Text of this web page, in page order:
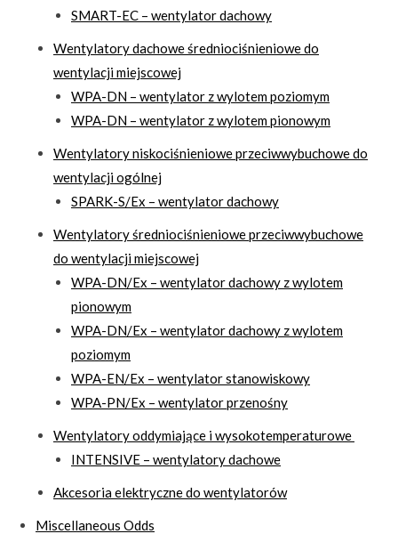
SMART-EC – wentylator dachowy
Wentylatory dachowe średniociśnieniowe do
wentylacji miejscowej
WPA-DN – wentylator z wylotem poziomym
WPA-DN – wentylator z wylotem pionowym
Wentylatory niskociśnieniowe przeciwwybuchowe do
wentylacji ogólnej
SPARK-S/Ex – wentylator dachowy
Wentylatory średniociśnieniowe przeciwwybuchowe
do wentylacji miejscowej
WPA-DN/Ex – wentylator dachowy z wylotem
pionowym
WPA-DN/Ex – wentylator dachowy z wylotem
poziomym
WPA-EN/Ex – wentylator stanowiskowy
WPA-PN/Ex – wentylator przenośny
Wentylatory oddymiające i wysokotemperaturowe
INTENSIVE – wentylatory dachowe
Akcesoria elektryczne do wentylatorów
Miscellaneous Odds